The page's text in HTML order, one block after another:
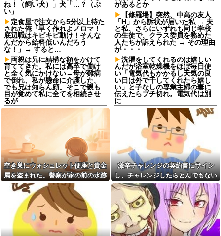
ね！（飼い犬）」犬「…？（ぷ
い」
定食屋で注文から5分以上待た
された俺「早く作れよノロマ！
底辺職はキビキビ動け！そんな
んだから給料低いんだろう
な！」→ すると…
両親は兄に結構な額をかけて
育ててきた。私には高卒で働け
と全く気にかけない→母が難病
で倒れ、私が懸命に介護した。
でも兄は知らん顔。そこで親も
目が覚めて私に全てを相続させ
るが
同期との昼飯。餃子定食の量
が多く食ってもらおうと思った
ら俺の餃子にタレと酢を直接か
嫁の浮気発覚から再構築を続
けて8ヶ月、愛しさと憎しみが交
互に押し寄せてる。もう一回俺
に恋させてあげたい。
奥さんと離婚の原因は僕との
不貞だと邪推した同僚が、脅迫
行為するようになった。奥さん
とは何の関係もないのに...
エルメスの袋を強奪された
弟。弟「その袋、僕のですよ
ね？」女性「私の物ですけ
ど？」→中身を確認した瞬間、
言い逃れできない状況になり…
があるとか
【修羅場】突然、中高の友人
「H」から訴状が届いた私 → 夫
と私、さらにいずれも同じ学校
の生徒で、クラス委員を務めた
人たちが訴えられた → その理由
が・・・
洗濯をしてくれるのは嬉しい
んだが浴室乾燥機をほぼ毎日使
い「電気代もかかるし天気の良
い日は外で干してくれたら嬉し
い」と子なしの専業主婦の妻に
伝えたらブチ切れ。電気代は別
に
「嫁子の料理は未熟ね」とネ
チネチ攻撃してくる自称料理自
慢のトメ。かばわない旦那とト
メの台所を壊滅させるDQN返し
を仕掛けて実家に脱出←かばわ
ない旦那も一緒に痛い目見ろ
高校野球の暑さ対策として18
時から4試合深夜までやれば涼し
いまま試合出来るじゃん
職場にいる「仕事ゼロ・ゴマ
すり100」の40代主婦Aさん、業
務は「無理ですぅ」と拒否する
のに他人に嫌われたくてヨイシ
ョとお菓子配りだけ全力すぎる
漫画を5000冊以上所持してる
ワイ、漫画ヲタクの友人に「ワ
ンピースや鬼滅やスラムダンク
空き巣にウォシュレット便座と貴金
属を盗まれた。警察が家の前の水跡
を追うと五軒先の幼稚園ママ宅に行
きついて…
激辛チャレンジの契約書にサイン
し、チャレンジしたらとんでもない
事態になった。救急車運ばれ胃の洗
浄や入院2日で10万超えて...